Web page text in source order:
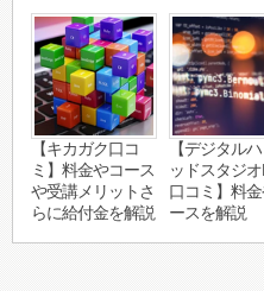
【キカガク口コ
ミ】料金やコース
や受講メリットさ
らに給付金を解説
【デジタル
ッドスタジ
口コミ】料
ースを解説